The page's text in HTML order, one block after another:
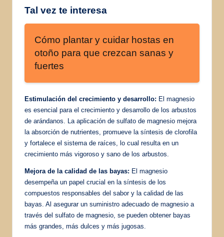
Tal vez te interesa
Cómo plantar y cuidar hostas en
otoño para que crezcan sanas y
fuertes
Estimulación del crecimiento y desarrollo: El magnesio
es esencial para el crecimiento y desarrollo de los arbustos
de arándanos. La aplicación de sulfato de magnesio mejora
la absorción de nutrientes, promueve la síntesis de clorofila
y fortalece el sistema de raíces, lo cual resulta en un
crecimiento más vigoroso y sano de los arbustos.
Mejora de la calidad de las bayas: El magnesio
desempeña un papel crucial en la síntesis de los
compuestos responsables del sabor y la calidad de las
bayas. Al asegurar un suministro adecuado de magnesio a
través del sulfato de magnesio, se pueden obtener bayas
más grandes, más dulces y más jugosas.